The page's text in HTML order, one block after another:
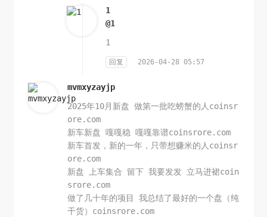
1
@1
1
回复 2026-04-28 05:57
mvmxyzayjp
2025年10月新盘 做第一批吃螃蟹的人coinsr
ore.com
新车新盘 嘎嘎稳 嘎嘎靠谱coinsrore.com
新车首发，新的一年，只带想赚米的人coinsr
ore.com
新盘 上车集合 留下 我要发发 立马进裙coin
srore.com
做了几十年的项目 我总结了最好的一个盘（纯
干货）coinsrore.com